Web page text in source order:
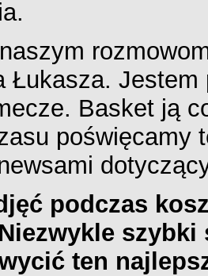
Łukasza. Jestem
Basket ją
poświęcamy
podczas
ten